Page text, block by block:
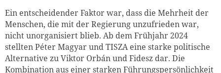
Ein entscheidender Faktor war, dass die Mehrheit der
Menschen, die mit der Regierung unzufrieden war,
nicht unorganisiert blieb. Ab dem Frühjahr 2024
stellten Péter Magyar und TISZA eine starke politische
Alternative zu Viktor Orbán und Fidesz dar. Die
Kombination aus einer starken Führungspersönlichkeit